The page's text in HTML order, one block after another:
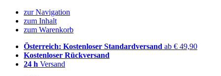
zur Navigation
zum Inhalt
zum Warenkorb
Österreich: Kostenloser Standardversand ab € 49,90
Kostenloser Rückversand
24 h Versand